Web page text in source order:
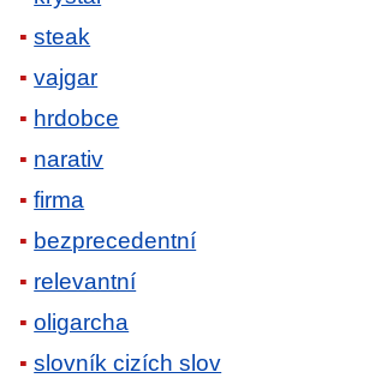
steak
vajgar
hrdobce
narativ
firma
bezprecedentní
relevantní
oligarcha
slovník cizích slov